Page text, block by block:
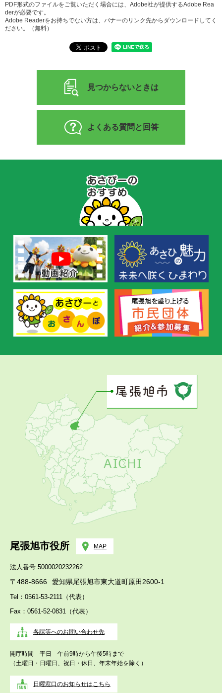
PDF形式のファイルをご覧いただく場合には、Adobe社が提供するAdobe Rea
derが必要です。
Adobe Readerをお持ちでない方は、バナーのリンク先からダウンロードしてく
ださい。（無料）
見つからないときは
よくある質問と回答
の
お
す
め
尾張旭市役所 MAP
法人番号 5000020232262
〒488-8666 愛知県尾張旭市東大道町原田2600-1
Tel：0561-53-2111（代表）
Fax：0561-52-0831（代表）
各課等へのお問い合わせ先
開庁時間 平日 午前9時から午後5時まで
（土曜日・日曜日、祝日・休日、年末年始を除く）
日曜窓口のお知らせはこちら